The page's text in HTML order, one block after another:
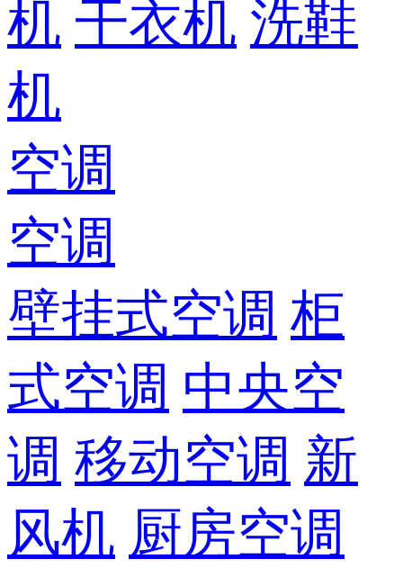
机 干衣机 洗鞋
机
空调
空调
壁挂式空调 柜
式空调 中央空
调 移动空调 新
风机 厨房空调